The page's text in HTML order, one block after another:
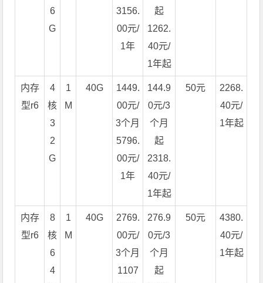
6
G
3156.
00元/
1年
起
1262.
40元/
1年起
内存
型r6
4
核
3
2
G
1
M
40G
1449.
00元/
3个月
5796.
00元/
1年
144.9
0元/3
个月
起
2318.
40元/
1年起
50元
2268.
40元/
1年起
内存
型r6
8
核
6
4
1
M
40G
2769.
00元/
3个月
1107
276.9
0元/3
个月
起
50元
4380.
40元/
1年起